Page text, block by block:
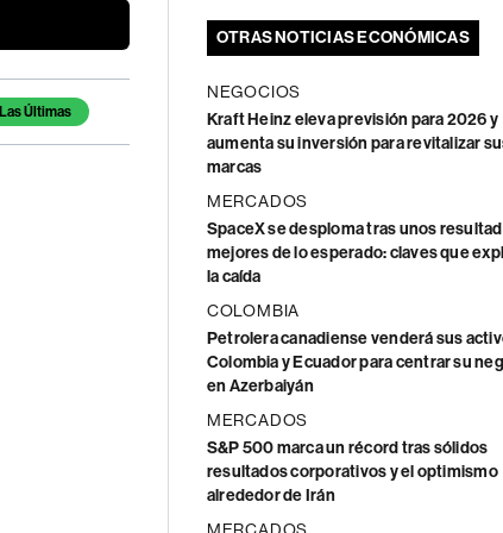
Las Últimas
OTRAS NOTICIAS ECONÓMICAS
NEGOCIOS
Kraft Heinz eleva previsión para 2026 y
aumenta su inversión para revitalizar
marcas
MERCADOS
SpaceX se desploma tras unos
mejores de lo esperado: claves que
la caída
COLOMBIA
Petrolera canadiense venderá sus
Colombia y Ecuador para centrar su
en Azerbaiyán
MERCADOS
S&P 500 marca un récord tras sólidos
resultados corporativos y el optimismo
alrededor de Irán
MERCADOS